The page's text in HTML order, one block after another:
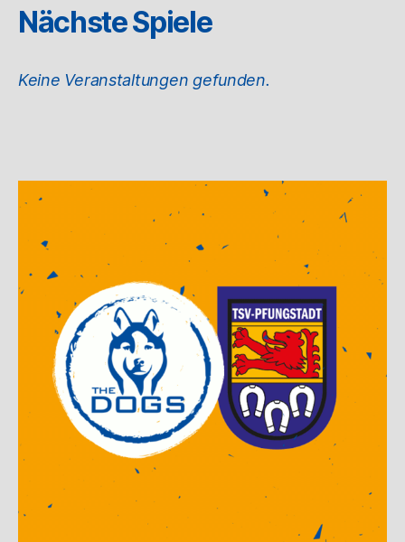
Nächste Spiele
Keine Veranstaltungen gefunden.